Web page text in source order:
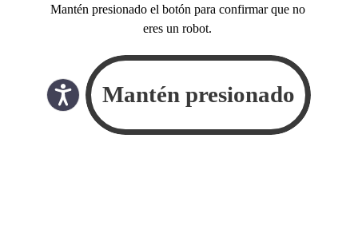
Mantén presionado el botón para confirmar que no
eres un robot.